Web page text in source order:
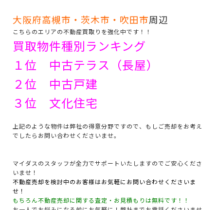
大阪府高槻市・茨木市・吹田市周辺
こちらのエリアの不動産買取りを強化中です！！
買取物件種別ランキング
１位 中古テラス（長屋）
２位 中古戸建
３位 文化住宅
上記のような物件は弊社の得意分野ですので、もしご売却をお考え
でしたらお問い合わせくださいませ。
マイダスのスタッフが全力でサポートいたしますのでご安心くださ
いませ！
不動産売却を検討中のお客様はお気軽にお問い合わせくださいま
せ！
もちろん不動産売却に関する査定・お見積もりは無料です！！